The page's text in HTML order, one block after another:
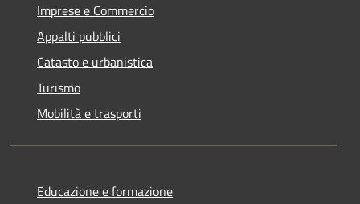
Imprese e Commercio
Appalti pubblici
Catasto e urbanistica
Turismo
Mobilità e trasporti
Educazione e formazione